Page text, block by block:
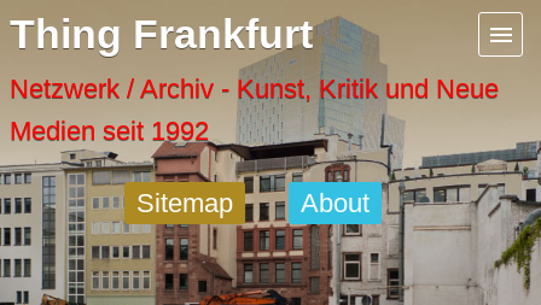
Thing Frankfurt
Netzwerk / Archiv - Kunst, Kritik und Neue
Medien seit 1992
Sitemap About
Menu
Artspaces
Cool Places
Frankfurt Diary
Activity